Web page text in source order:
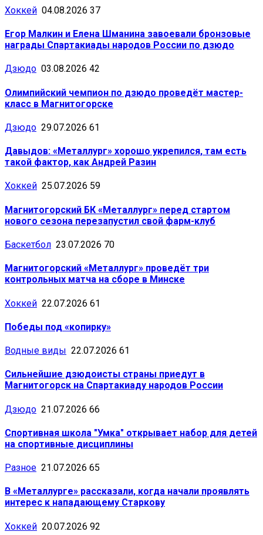
Хоккей 04.08.2026 37
Егор Малкин и Елена Шманина завоевали бронзовые
награды Спартакиады народов России по дзюдо
Дзюдо 03.08.2026 42
Олимпийский чемпион по дзюдо проведёт мастер-
класс в Магнитогорске
Дзюдо 29.07.2026 61
Давыдов: «Металлург» хорошо укрепился, там есть
такой фактор, как Андрей Разин
Хоккей 25.07.2026 59
Магнитогорский БК «Металлург» перед стартом
нового сезона перезапустил свой фарм-клуб
Баскетбол 23.07.2026 70
Магнитогорский «Металлург» проведёт три
контрольных матча на сборе в Минске
Хоккей 22.07.2026 61
Победы под «копирку»
Водные виды 22.07.2026 61
Сильнейшие дзюдоисты страны приедут в
Магнитогорск на Спартакиаду народов России
Дзюдо 21.07.2026 66
Спортивная школа "Умка" открывает набор для детей
на спортивные дисциплины
Разное 21.07.2026 65
В «Металлурге» рассказали, когда начали проявлять
интерес к нападающему Старкову
Хоккей 20.07.2026 92